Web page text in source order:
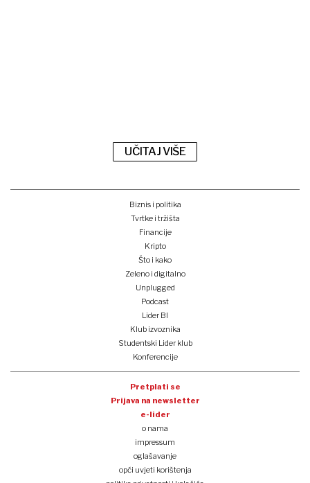
UČITAJ VIŠE
Biznis i politika
Tvrtke i tržišta
Financije
Kripto
Što i kako
Zeleno i digitalno
Unplugged
Podcast
Lider BI
Klub izvoznika
Studentski Lider klub
Konferencije
Pretplati se
Prijava na newsletter
e-lider
o nama
impressum
oglašavanje
opći uvjeti korištenja